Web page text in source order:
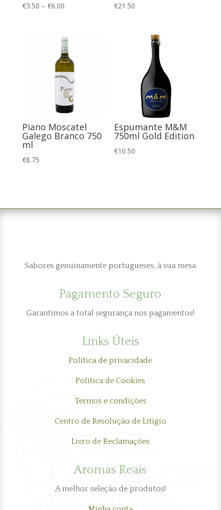
€3.50 – €6.00Price
through
€6.00
€21.50
Piano Moscatel
Galego Branco 750
ml
€8.75
Espumante M&M
750ml Gold Edition
€10.50
Sabores genuinamente portugueses, à sua mesa
Pagamento Seguro
Garantimos a total segurança nos pagamentos!
Links Úteis
Política de privacidade
Política de Cookies
Termos e condições
Centro de Resolução de Litígio
Livro de Reclamações
Aromas Reais
A melhor seleção de produtos!